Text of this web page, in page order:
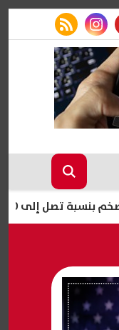
instagram
rss feed
تصل إلى 180%